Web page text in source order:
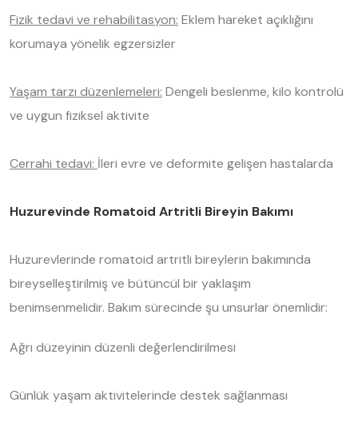
Fizik tedavi ve rehabilitasyon: Eklem hareket açıklığını
korumaya yönelik egzersizler
Yaşam tarzı düzenlemeleri: Dengeli beslenme, kilo kontrolü
ve uygun fiziksel aktivite
Cerrahi tedavi: İleri evre ve deformite gelişen hastalarda
Huzurevinde Romatoid Artritli Bireyin Bakımı
Huzurevlerinde romatoid artritli bireylerin bakımında
bireyselleştirilmiş ve bütüncül bir yaklaşım
benimsenmelidir. Bakım sürecinde şu unsurlar önemlidir:
Ağrı düzeyinin düzenli değerlendirilmesi
Günlük yaşam aktivitelerinde destek sağlanması